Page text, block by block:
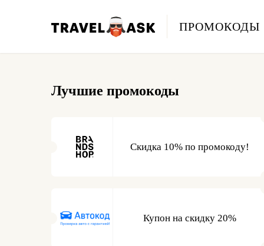
ПРОМОКОДЫ
Лучшие промокоды
Скидка 10% по промокоду!
Купон на скидку 20%